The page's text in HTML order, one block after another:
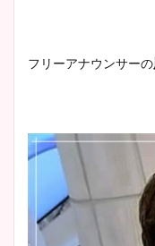
フリーアナウンサーの